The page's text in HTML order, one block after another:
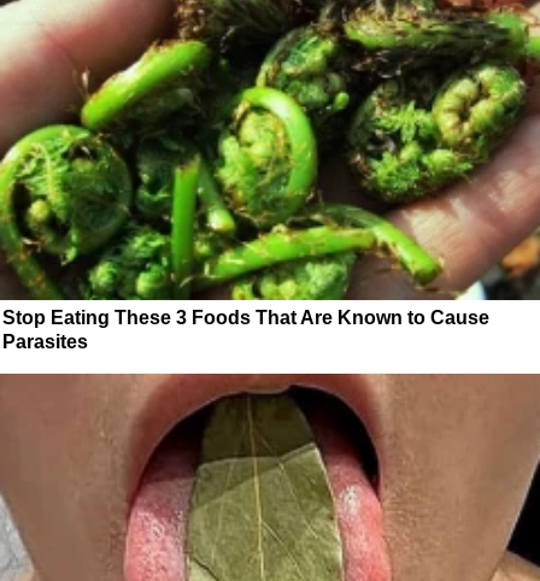
Stop Eating These 3 Foods That Are Known to Cause
Parasites